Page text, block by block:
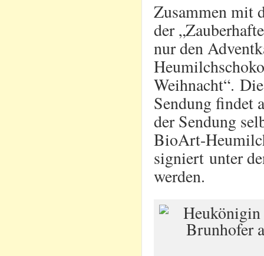
Zusammen mit
der
nur den
Weihnacht“.
Sendung findet
der Sendung
BioArt-
signiert unter
werden.